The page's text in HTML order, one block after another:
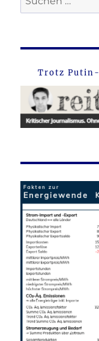
nach:
Trotz